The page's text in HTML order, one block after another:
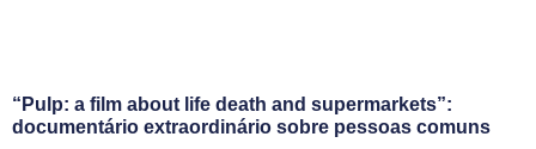
“Pulp: a film about life death and supermarkets”:
documentário extraordinário sobre pessoas comuns